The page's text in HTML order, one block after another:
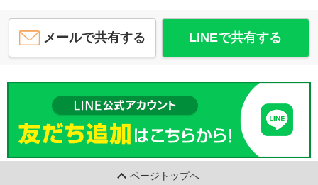
メールで共有する LINEで共有する
ページトップへ